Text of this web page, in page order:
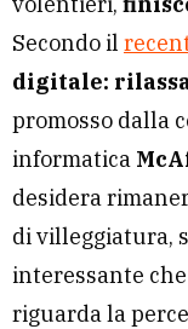
Secondo il
digitale:
promosso dalla
informatica
desidera
di villeggiatura,
interessante
riguarda la